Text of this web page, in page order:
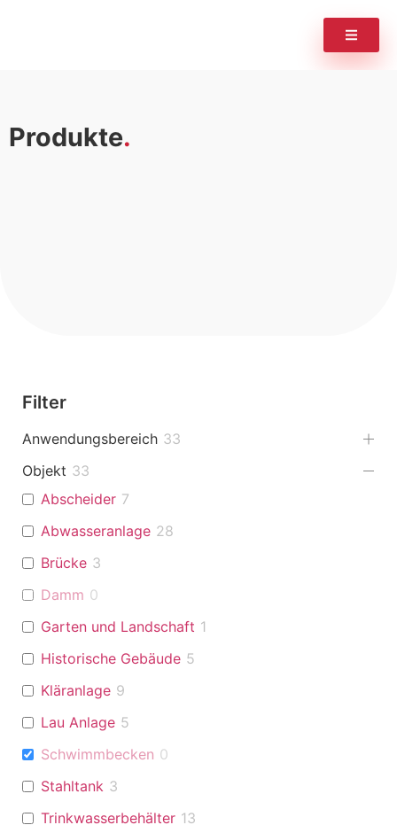
Produkte
Filter
Anwendungsbereich 33
Objekt 33
Abscheider 7
Abwasseranlage 28
Brücke 3
Damm 0
Garten und Landschaft 1
Historische Gebäude 5
Kläranlage 9
Lau Anlage 5
Schwimmbecken 0
Stahltank 3
Trinkwasserbehälter 13